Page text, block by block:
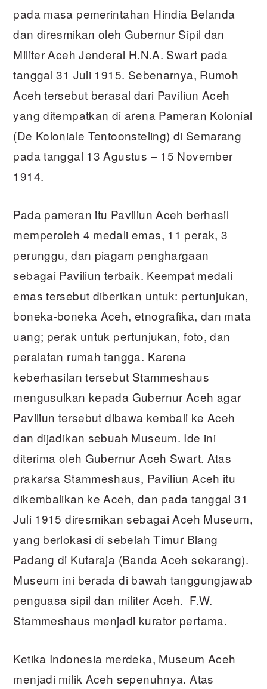
pada masa pemerintahan Hindia Belanda
dan diresmikan oleh Gubernur Sipil dan
Militer Aceh Jenderal H.N.A. Swart pada
tanggal 31 Juli 1915. Sebenarnya, Rumoh
Aceh tersebut berasal dari Paviliun Aceh
yang ditempatkan di arena Pameran Kolonial
(De Koloniale Tentoonsteling) di Semarang
pada tanggal 13 Agustus – 15 November
1914.
Pada pameran itu Paviliun Aceh berhasil
memperoleh 4 medali emas, 11 perak, 3
perunggu, dan piagam penghargaan
sebagai Paviliun terbaik. Keempat medali
emas tersebut diberikan untuk: pertunjukan,
boneka-boneka Aceh, etnografika, dan mata
uang; perak untuk pertunjukan, foto, dan
peralatan rumah tangga. Karena
keberhasilan tersebut Stammeshaus
mengusulkan kepada Gubernur Aceh agar
Paviliun tersebut dibawa kembali ke Aceh
dan dijadikan sebuah Museum. Ide ini
diterima oleh Gubernur Aceh Swart. Atas
prakarsa Stammeshaus, Paviliun Aceh itu
dikembalikan ke Aceh, dan pada tanggal 31
Juli 1915 diresmikan sebagai Aceh Museum,
yang berlokasi di sebelah Timur Blang
Padang di Kutaraja (Banda Aceh sekarang).
Museum ini berada di bawah tanggungjawab
penguasa sipil dan militer Aceh. F.W.
Stammeshaus menjadi kurator pertama.
Ketika Indonesia merdeka, Museum Aceh
menjadi milik Aceh sepenuhnya. Atas